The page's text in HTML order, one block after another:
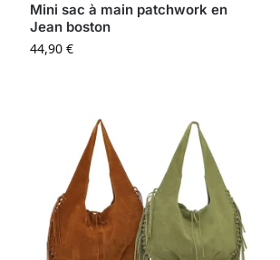
Mini sac à main patchwork en
Jean boston
44,90 €